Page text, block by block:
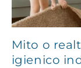
Mito o
igienico